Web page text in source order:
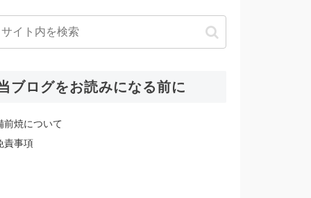
ブログをお読みになる前に
前焼について
責事項